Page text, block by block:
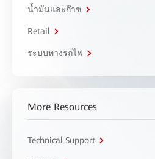
น้ำมันและก๊าซ
Retail
ระบบทางรถไฟ
More Resources
Technical Support